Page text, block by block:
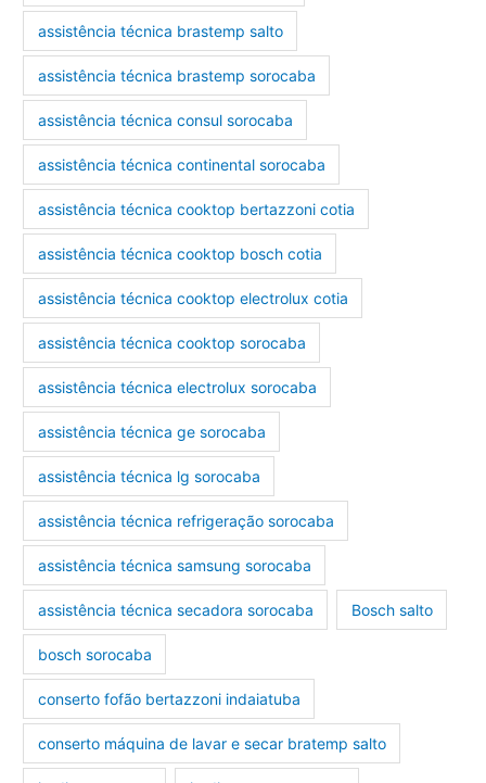
assistência técnica brastemp salto
assistência técnica brastemp sorocaba
assistência técnica consul sorocaba
assistência técnica continental sorocaba
assistência técnica cooktop bertazzoni cotia
assistência técnica cooktop bosch cotia
assistência técnica cooktop electrolux cotia
assistência técnica cooktop sorocaba
assistência técnica electrolux sorocaba
assistência técnica ge sorocaba
assistência técnica lg sorocaba
assistência técnica refrigeração sorocaba
assistência técnica samsung sorocaba
assistência técnica secadora sorocaba Bosch salto
bosch sorocaba
conserto fofão bertazzoni indaiatuba
conserto máquina de lavar e secar bratemp salto